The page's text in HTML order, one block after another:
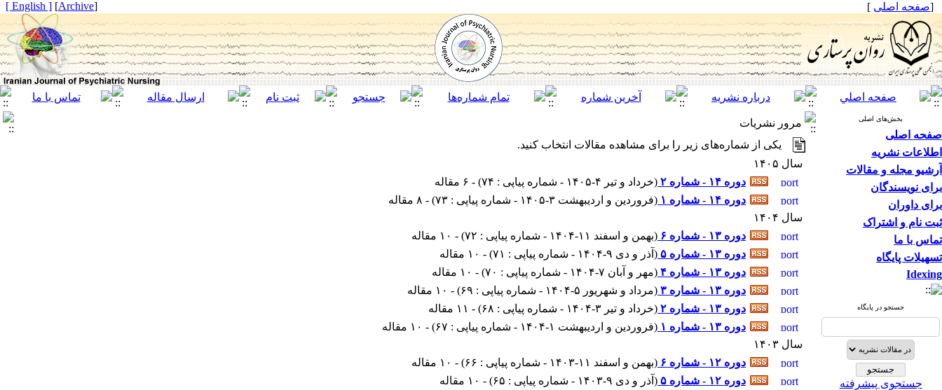
[صفحه اصلی ]
[
Archive
]
[ English ]
بخش‌های اصلی
صفحه اصلی
اطلاعات نشریه
آرشیو مجله و مقالات
برای نویسندگان
برای داوران
ثبت نام و اشتراک
تماس با ما
تسهیلات پایگاه
Idexing
جستجو در پایگاه
جستجوی پیشرفته
مرور نشریات
یکی از شماره‌های زیر را برای مشاهده مقالات انتخاب کنید.
سال ۱۴۰۵
دوره ۱۴ - شماره ۲
(خرداد و تیر ۴-۱۴۰۵ - شماره پیاپی : ۷۴
) - ۶ مقاله
دوره ۱۴ - شماره ۱
(فروردین و اردیبهشت ۳-۱۴۰۵ - شماره پیاپی : ۷۳
) - ۸ مقاله
سال ۱۴۰۴
دوره ۱۳ - شماره ۶
(بهمن و اسفند ۱۱-۱۴۰۴ - شماره پیاپی : ۷۲
) - ۱۰ مقاله
دوره ۱۳ - شماره ۵
( آذر و دی ۹-۱۴۰۴ - شماره پیاپی : ۷۱
) - ۱۰ مقاله
دوره ۱۳ - شماره ۴
(مهر و آبان ۷-۱۴۰۴ - شماره پیاپی : ۷۰
) - ۱۰ مقاله
دوره ۱۳ - شماره ۳
(مرداد و شهریور ۵-۱۴۰۴ - شماره پیاپی : ۶۹
) - ۱۰ مقاله
دوره ۱۳ - شماره ۲
(خرداد و تیر ۳-۱۴۰۴ - شماره پیاپی : ۶۸
) - ۱۱ مقاله
دوره ۱۳ - شماره ۱
(فروردین و اردیبهشت ۱-۱۴۰۴ - شماره پیاپی : ۶۷
) - ۱۰ مقاله
سال ۱۴۰۳
دوره ۱۲ - شماره ۶
(بهمن و اسفند ۱۱-۱۴۰۳ - شماره پیاپی : ۶۶
) - ۱۰ مقاله
دوره ۱۲ - شماره ۵
( آذر و دی ۹-۱۴۰۳ - شماره پیاپی : ۶۵
) - ۱۰ مقاله